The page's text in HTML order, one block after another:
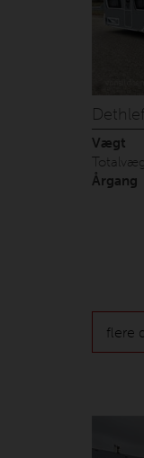
Vægt
Årgang
flere